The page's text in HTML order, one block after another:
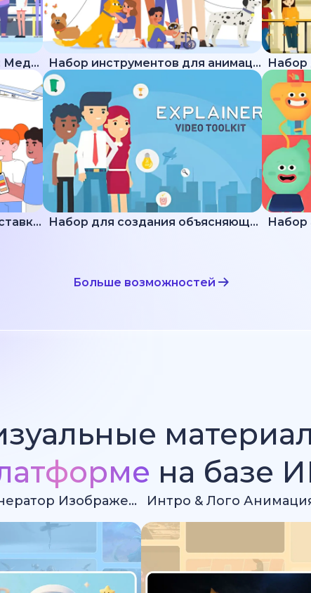
Набор для создания видео: Медицина Набор инструментов для анимации животных
Подборка пояснений по доставке и логистике Набор для создания объясняющих видео
Больше возможностей
на базе
Ии Генератор Изображений Интро & Лого